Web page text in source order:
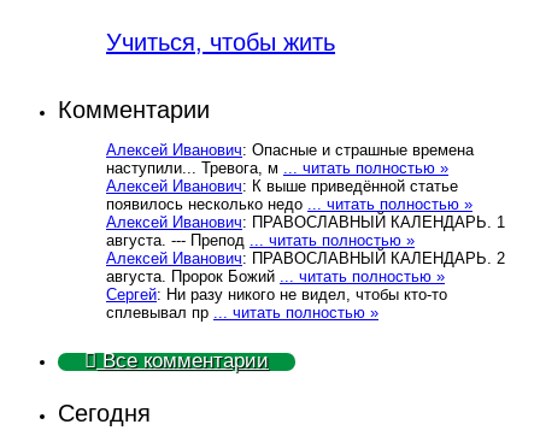
Учиться, чтобы жить
Комментарии
Алексей Иванович: Опасные и страшные времена
наступили... Тревога, м
... читать полностью »
Алексей Иванович: К выше приведённой статье
появилось несколько недо
... читать полностью »
Алексей Иванович: ПРАВОСЛАВНЫЙ КАЛЕНДАРЬ. 1
августа. --- Препод
... читать полностью »
Алексей Иванович: ПРАВОСЛАВНЫЙ КАЛЕНДАРЬ. 2
августа. Пророк Божий
... читать полностью »
Сергей: Ни разу никого не видел, чтобы кто-то
сплевывал пр
... читать полностью »
Все комментарии
Сегодня